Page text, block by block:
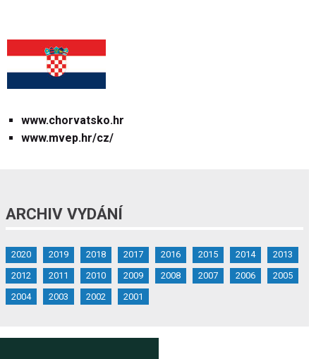
www.chorvatsko.hr
www.mvep.hr/cz/
ARCHIV VYDÁNÍ
2020 2019 2018 2017 2016 2015 2014
2013
2012
2011 2010 2009 2008 2007 2006
2005
2004
2003 2002 2001